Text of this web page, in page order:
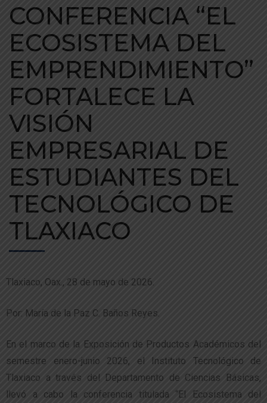
CONFERENCIA “EL
ECOSISTEMA DEL
EMPRENDIMIENTO”
FORTALECE LA
VISIÓN
EMPRESARIAL DE
ESTUDIANTES DEL
TECNOLÓGICO DE
TLAXIACO
Tlaxiaco, Oax., 28 de mayo de 2026.
Por: María de la Paz C. Baños Reyes.
En el marco de la Exposición de Productos Académicos del
semestre enero-junio 2026, el Instituto Tecnológico de
Tlaxiaco a través del Departamento de Ciencias Básicas,
llevó a cabo la conferencia titulada “El Ecosistema del